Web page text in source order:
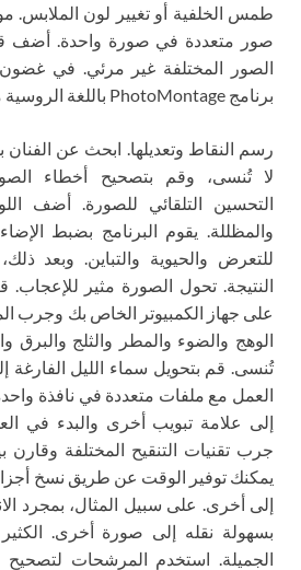
طمس الخلفية أو تغيير لون الملابس.
صور متعددة في صورة واحدة. أضف
الصور المختلفة غير مرئي. في غضون
برنامج PhotoMontage باللغة الروسية مجانا.
رسم النقاط وتعديلها. ابحث عن الفنان
لا تُنسى، وقم بتصحيح أخطاء
التحسين التلقائي للصورة. أضف
والمظللة. يقوم البرنامج بضبط
للتعرض والحيوية والتباين. وبعد
النتيجة. تحول الصورة مثير للإعجاب.
على جهاز الكمبيوتر الخاص بك وجرب
الوهج والضوء والمطر والثلج
تُنسى. قم بتحويل سماء الليل
العمل مع ملفات متعددة في نافذة
إلى علامة تبويب أخرى والبدء في
جرب تقنيات التنقيح المختلفة وقارن
يمكنك توفير الوقت عن طريق نسخ
إلى أخرى. على سبيل المثال، بمجرد
بسهولة نقله إلى صورة أخرى.
الجميلة. استخدم المرشحات لتصحيح